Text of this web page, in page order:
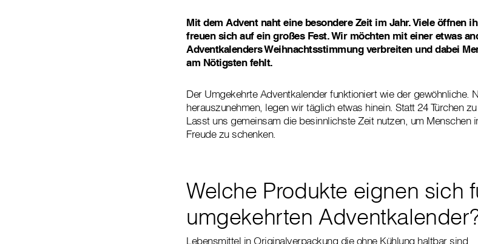
Mit dem Advent naht eine besondere Zeit im Jahr. Viele öffnen
freuen sich auf ein großes Fest. Wir möchten mit einer etwas
Adventkalenders Weihnachtsstimmung verbreiten und dabei
am Nötigsten fehlt.
Der Umgekehrte Adventkalender funktioniert wie der gewöhnliche.
herauszunehmen, legen wir täglich etwas hinein. Statt 24 Türchen
Lasst uns gemeinsam die besinnlichste Zeit nutzen, um Menschen
Freude zu schenken.
Welche Produkte eignen sich
umgekehrten
Lebensmittel in Originalverpackung die ohne Kühlung haltbar sind